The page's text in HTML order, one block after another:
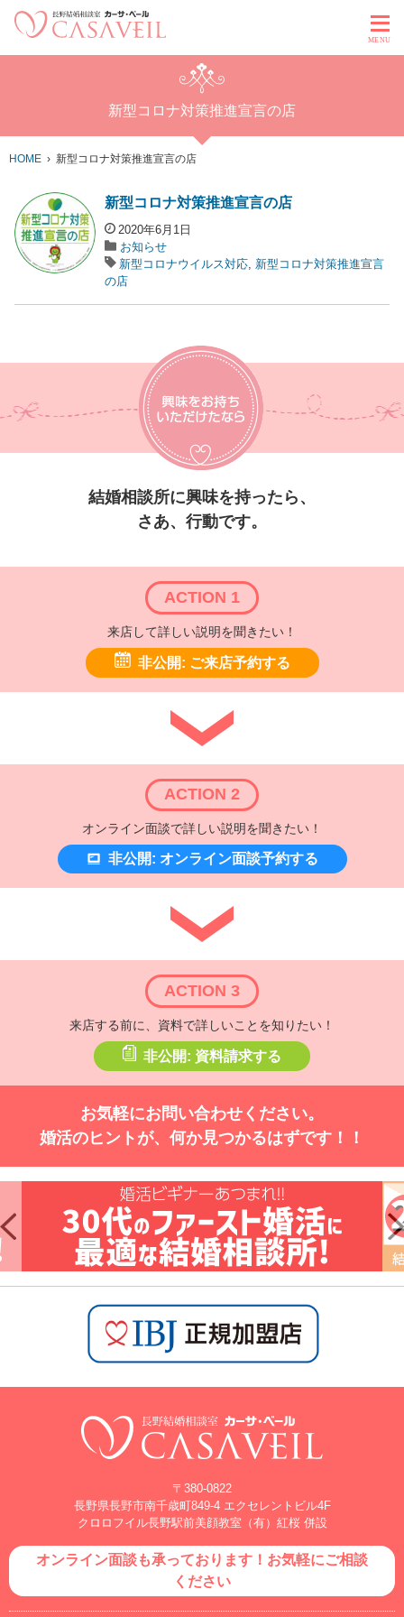
MENU
新型コロナ対策推進宣言の店
HOME 新型コロナ対策推進宣言の店
新型コロナ対策推進宣言の店
2020年6月1日
お知らせ
新型コロナウイルス対応, 新型コロナ対策推進宣言
の店
結婚相談所に興味を持ったら、
さあ、行動です。
ACTION 1
来店して詳しい説明を聞きたい！
非公開: ご来店予約する
ACTION 2
オンライン面談で詳しい説明を聞きたい！
非公開: オンライン面談予約する
ACTION 3
来店する前に、資料で詳しいことを知りたい！
非公開: 資料請求する
お気軽にお問い合わせください。
婚活のヒントが、何か見つかるはずです！！
〒380-0822
長野県長野市南千歳町849-4 エクセレントビル4F
クロロフイル長野駅前美顔教室（有）紅桜 併設
オンライン面談も承っております！お気軽にご相談
ください